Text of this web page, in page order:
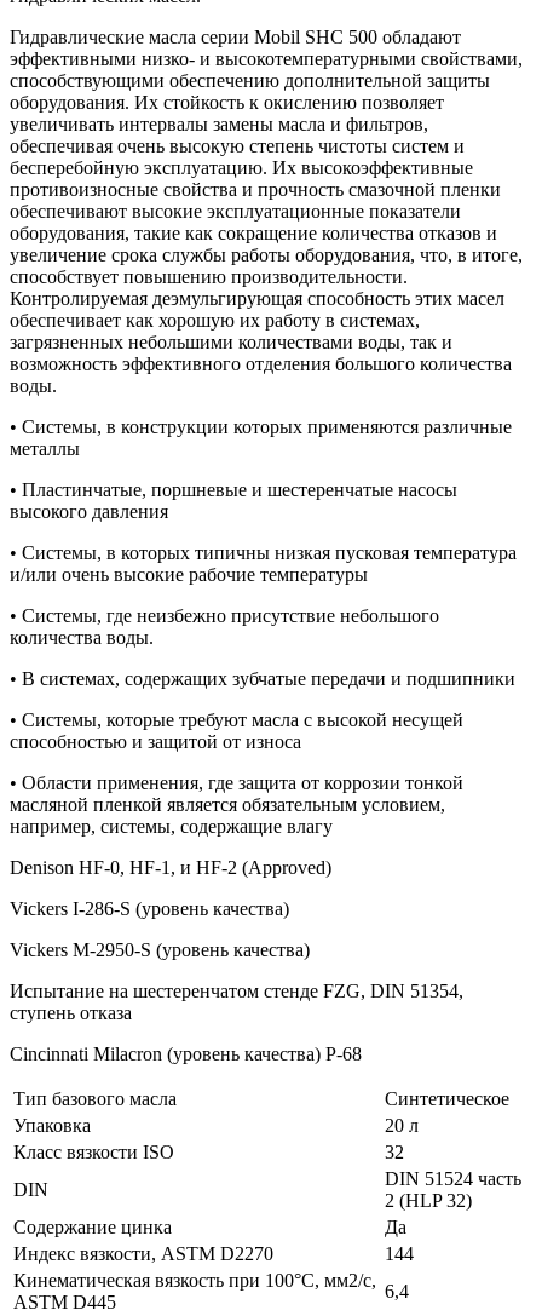
Гидравлические масла серии Mobil SHC 500 обладают
эффективными низко- и высокотемпературными свойствами,
способствующими обеспечению дополнительной защиты
оборудования. Их стойкость к окислению позволяет
увеличивать интервалы замены масла и фильтров,
обеспечивая очень высокую степень чистоты систем и
бесперебойную эксплуатацию. Их высокоэффективные
противоизносные свойства и прочность смазочной пленки
обеспечивают высокие эксплуатационные показатели
оборудования, такие как сокращение количества отказов и
увеличение срока службы работы оборудования, что, в итоге,
способствует повышению производительности.
Контролируемая деэмульгирующая способность этих масел
обеспечивает как хорошую их работу в системах,
загрязненных небольшими количествами воды, так и
возможность эффективного отделения большого количества
воды.
• Системы, в конструкции которых применяются различные
металлы
• Пластинчатые, поршневые и шестеренчатые насосы
высокого давления
• Системы, в которых типичны низкая пусковая температура
и/или очень высокие рабочие температуры
• Системы, где неизбежно присутствие небольшого
количества воды.
• В системах, содержащих зубчатые передачи и подшипники
• Системы, которые требуют масла с высокой несущей
способностью и защитой от износа
• Области применения, где защита от коррозии тонкой
масляной пленкой является обязательным условием,
например, системы, содержащие влагу
Denison HF-0, HF-1, и HF-2 (Approved)
Vickers I-286-S (уровень качества)
Vickers M-2950-S (уровень качества)
Испытание на шестеренчатом стенде FZG, DIN 51354,
ступень отказа
Cincinnati Milacron (уровень качества) Р-68
Тип базового масла
Синтетическое
Упаковка
20 л
Класс вязкости ISO
32
DIN
DIN 51524 часть
2 (HLP 32)
Содержание цинка
Да
Индекс вязкости, ASTM D2270
144
Кинематическая вязкость при 100°C, мм2/с,
ASTM D445
6,4